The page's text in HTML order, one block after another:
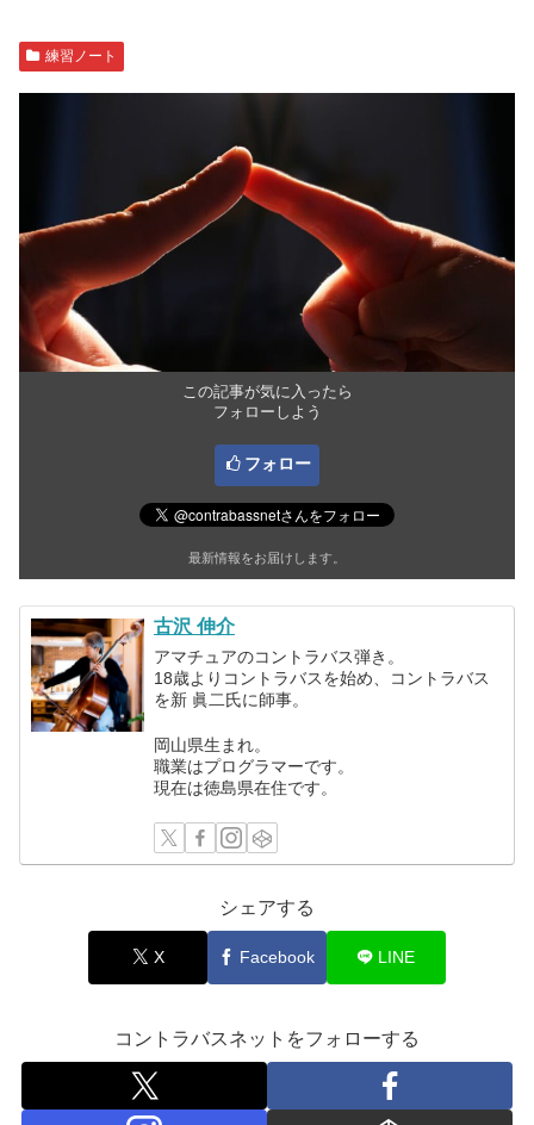
練習ノート
この記事が気に入ったら
フォローしよう
フォロー
最新情報をお届けします。
古沢 伸介
アマチュアのコントラバス弾き。
18歳よりコントラバスを始め、コントラバス
を新 眞二氏に師事。
岡山県生まれ。
職業はプログラマーです。
現在は徳島県在住です。
シェアする
X Facebook LINE
コントラバスネットをフォローする